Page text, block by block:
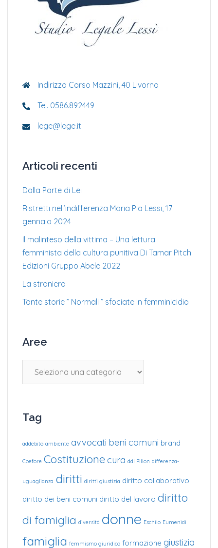
Indirizzo Corso Mazzini, 40 Livorno
Tel. 0586.892449
lege@lege.it
Articoli recenti
Dalla Parte di Lei
Ristretti nell’indifferenza Maria Pia Lessi, 17
gennaio 2024
Il malinteso della vittima – Una lettura
femminista della cultura punitiva Di Tamar Pitch
Edizioni Gruppo Abele 2022
La straniera
Tante storie ” Normali ” sfociate in femminicidio
Aree
Tag
addebito ambiente avvocati beni comuni brand
Coefore Costituzione cura ddl Pillon differenza-
uguaglianza diritti diritti giustizia diritto collaborativo
diritto dei beni comuni diritto del lavoro diritto
di famiglia diversità donne Eschilo Eumenidi
famiglia femmismo giuridico formazione giustizia